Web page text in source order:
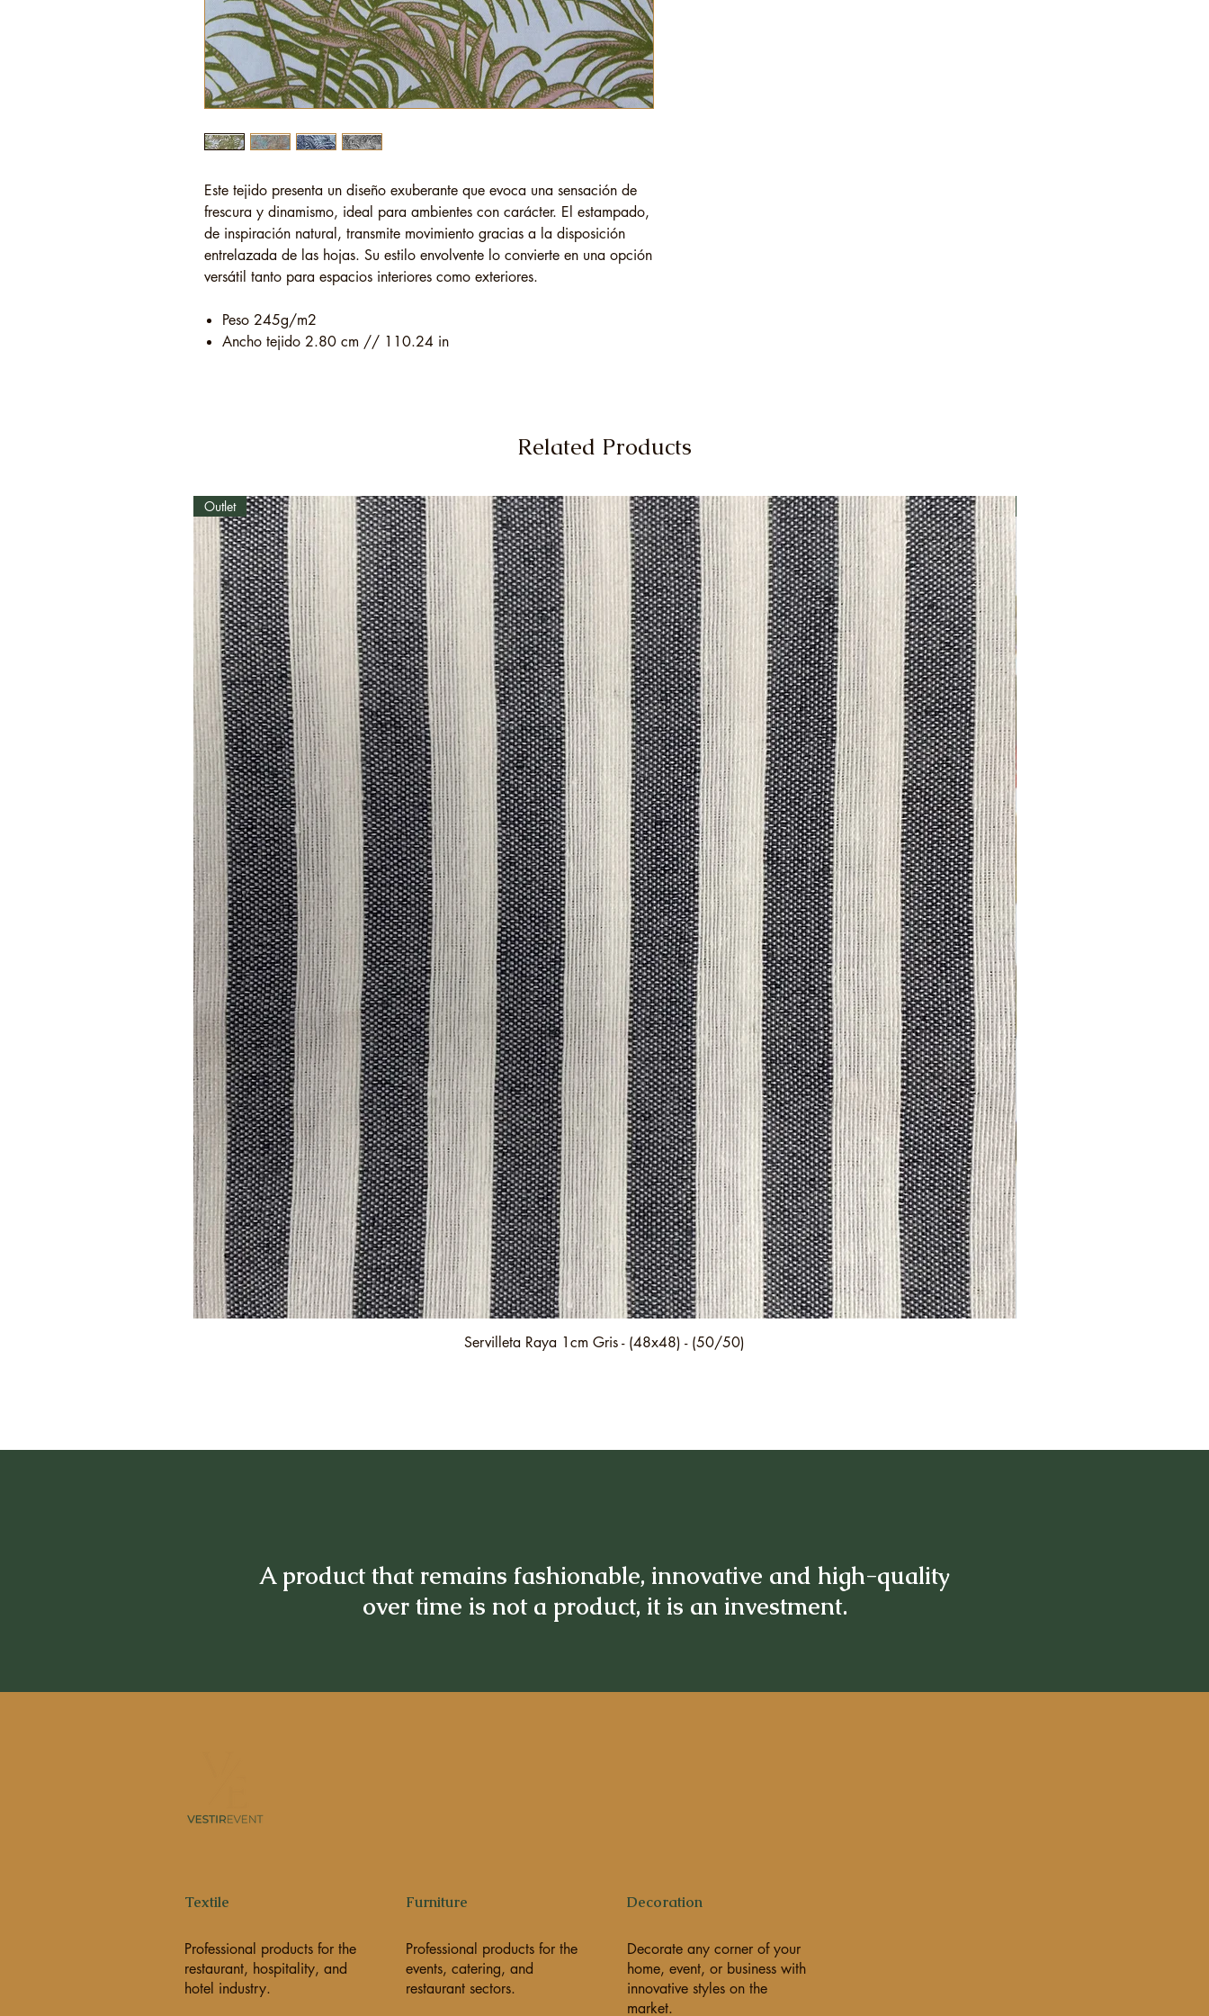
Este tejido presenta un diseño exuberante que evoca una sensación de
frescura y dinamismo, ideal para ambientes con carácter. El estampado,
de inspiración natural, transmite movimiento gracias a la disposición
entrelazada de las hojas. Su estilo envolvente lo convierte en una opción
versátil tanto para espacios interiores como exteriores.
Peso 245g/m2
Ancho tejido 2.80 cm // 110.24 in
Related Products
Quick View
Outlet
Servilleta Raya 1cm Gris - (48x48) - (50/50)
A product that remains fashionable, innovative and high-quality
over time is not a product, it is an investment.
Textile
Professional products for the
restaurant, hospitality, and
hotel industry.
Furniture
Professional products for the
events, catering, and
restaurant sectors.
Decoration
Decorate any corner of your
home, event, or business with
innovative styles on the
market.